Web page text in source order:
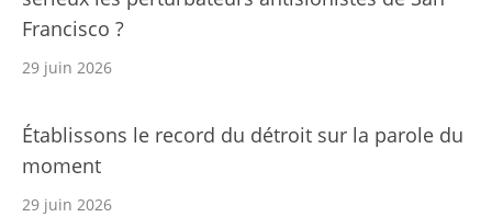
Francisco ?
29 juin 2026
Établissons le record du détroit sur la parole du
moment
29 juin 2026